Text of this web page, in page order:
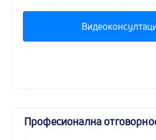
Професионална